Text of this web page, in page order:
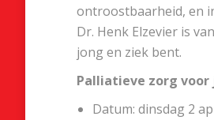
ontroostbaarheid, en
Dr. Henk Elzevier is
jong en ziek bent.
Palliatieve zorg voor
Datum: dinsdag 2